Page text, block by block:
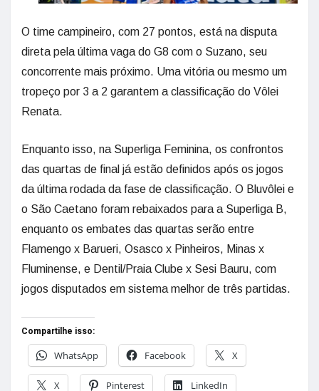
O time campineiro, com 27 pontos, está na disputa
direta pela última vaga do G8 com o Suzano, seu
concorrente mais próximo. Uma vitória ou mesmo um
tropeço por 3 a 2 garantem a classificação do Vôlei
Renata.
Enquanto isso, na Superliga Feminina, os confrontos
das quartas de final já estão definidos após os jogos
da última rodada da fase de classificação. O Bluvôlei e
o São Caetano foram rebaixados para a Superliga B,
enquanto os embates das quartas serão entre
Flamengo x Barueri, Osasco x Pinheiros, Minas x
Fluminense, e Dentil/Praia Clube x Sesi Bauru, com
jogos disputados em sistema melhor de três partidas.
Compartilhe isso:
WhatsApp
Facebook X
X Pinterest LinkedIn